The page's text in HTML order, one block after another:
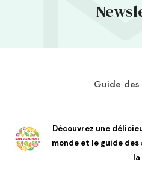
Guide des
Découvrez une
monde et le guide
la